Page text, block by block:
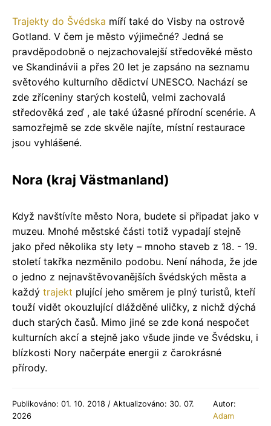
Trajekty do Švédska míří také do Visby na ostrově
Gotland. V čem je město výjimečné? Jedná se
pravděpodobně o nejzachovalejší středověké město
ve Skandinávii a přes 20 let je zapsáno na seznamu
světového kulturního dědictví UNESCO. Nachází se
zde zříceniny starých kostelů, velmi zachovalá
středověká zeď , ale také úžasné přírodní scenérie. A
samozřejmě se zde skvěle najíte, místní restaurace
jsou vyhlášené.
Nora (kraj Västmanland)
Když navštívíte město Nora, budete si připadat jako v
muzeu. Mnohé městské části totiž vypadají stejně
jako před několika sty lety – mnoho staveb z 18. - 19.
století takřka nezměnilo podobu. Není náhoda, že jde
o jedno z nejnavštěvovanějších švédských města a
každý trajekt plující jeho směrem je plný turistů, kteří
touží vidět okouzlující dlážděné uličky, z nichž dýchá
duch starých časů. Mimo jiné se zde koná nespočet
kulturních akcí a stejně jako všude jinde ve Švédsku, i
blízkosti Nory načerpáte energii z čarokrásné
přírody.
Publikováno: 01. 10. 2018 / Aktualizováno: 30. 07.
2026
Autor:
Adam